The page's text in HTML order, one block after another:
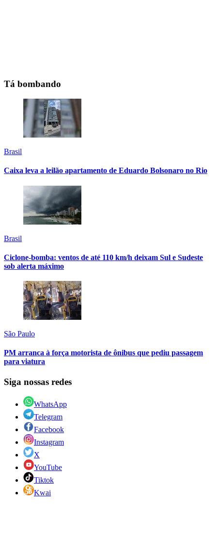
Tá bombando
Brasil
Caixa leva a leilão apartamento de Eduardo Bolsonaro no Rio
Brasil
Ciclone-bomba: ventos de até 110 km/h deixam Sul e Sudeste
sob alerta máximo
São Paulo
PM arranca à força motorista de ônibus que pediu passagem
para viatura
Siga nossas redes
WhatsApp
Telegram
Facebook
Instagram
X
YouTube
Tiktok
Kwai